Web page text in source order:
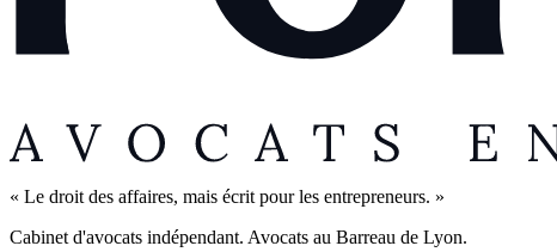
« Le droit des affaires, mais écrit pour les entrepreneurs. »
Cabinet d'avocats indépendant. Avocats au Barreau de Lyon.